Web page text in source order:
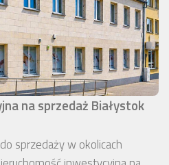
na sprzedaż Białystok
sprzedaży w okolicach